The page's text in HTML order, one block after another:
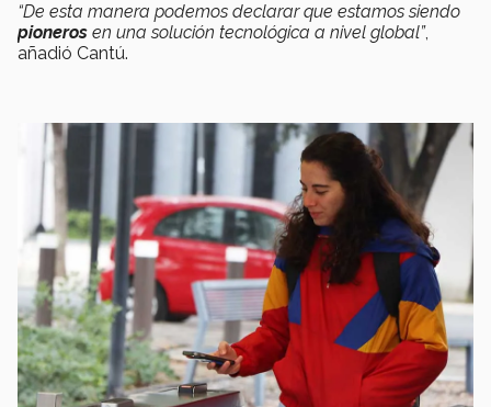
“De esta manera podemos declarar que estamos siendo
pioneros en una solución tecnológica a nivel global”,
añadió Cantú.